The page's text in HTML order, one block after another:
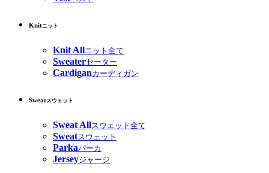
Knitニット
Knit Allニット全て
Sweaterセーター
Cardiganカーディガン
Sweatスウェット
Sweat Allスウェット全て
Sweatスウェット
Parkaパーカ
Jerseyジャージ